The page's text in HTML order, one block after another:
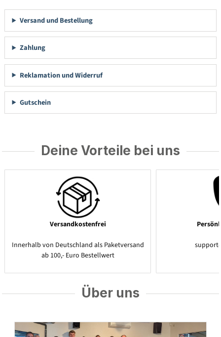
Versand und Bestellung
Zahlung
Reklamation und Widerruf
Gutschein
Deine Vorteile bei uns
Versandkostenfrei
Innerhalb von Deutschland als Paketversand
ab 100,- Euro Bestellwert
Über uns